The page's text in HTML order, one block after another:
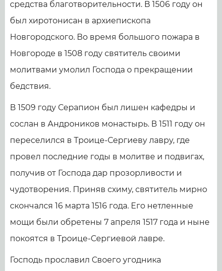
средства благотворительности. В 1506 году он
был хиротонисан в архиепископа
Новгородского. Во время большого пожара в
Новгороде в 1508 году святитель своими
молитвами умолил Господа о прекращении
бедствия.
В 1509 году Серапион был лишен кафедры и
сослан в Андроников монастырь. В 1511 году он
переселился в Троице-Сергиеву лавру, где
провел последние годы в молитве и подвигах,
получив от Господа дар прозорливости и
чудотворения. Приняв схиму, святитель мирно
скончался 16 марта 1516 года. Его нетленные
мощи были обретены 7 апреля 1517 года и ныне
покоятся в Троице-Сергиевой лавре.
Господь прославил Своего угодника